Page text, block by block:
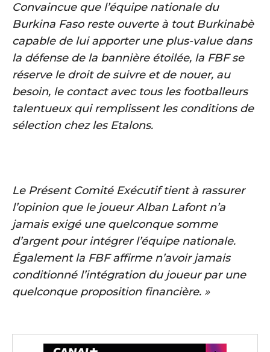
Convaincue que l’équipe nationale du
Burkina Faso reste ouverte à tout Burkinabè
capable de lui apporter une plus-value dans
la défense de la bannière étoilée, la FBF se
réserve le droit de suivre et de nouer, au
besoin, le contact avec tous les footballeurs
talentueux qui remplissent les conditions de
sélection chez les Etalons.
Le Présent Comité Exécutif tient à rassurer
l’opinion que le joueur Alban Lafont n’a
jamais exigé une quelconque somme
d’argent pour intégrer l’équipe nationale.
Également la FBF affirme n’avoir jamais
conditionné l’intégration du joueur par une
quelconque proposition financière. »